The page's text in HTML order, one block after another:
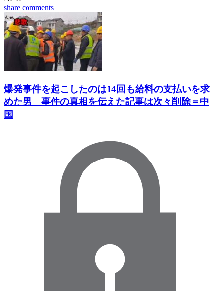
share comments
爆発事件を起こしたのは14回も給料の支払いを求
めた男 事件の真相を伝えた記事は次々削除＝中
国